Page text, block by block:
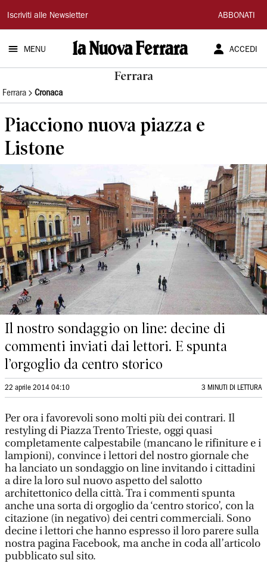
La
Nuova
Ferrara
Iscriviti alle Newsletter ABBONATI
MENU ACCEDI
Ferrara
Ferrara Cronaca
Piacciono nuova piazza e
Listone
Il nostro sondaggio on line: decine di
commenti inviati dai lettori. E spunta
l’orgoglio da centro storico
22 aprile 2014 04:10 3 MINUTI DI LETTURA
Per ora i favorevoli sono molti più dei contrari. Il
restyling di Piazza Trento Trieste, oggi quasi
completamente calpestabile (mancano le rifiniture e i
lampioni), convince i lettori del nostro giornale che
ha lanciato un sondaggio on line invitando i cittadini
a dire la loro sul nuovo aspetto del salotto
architettonico della città. Tra i commenti spunta
anche una sorta di orgoglio da ‘centro storico’, con la
citazione (in negativo) dei centri commerciali. Sono
decine i lettori che hanno espresso il loro parere sulla
nostra pagina Facebook, ma anche in coda all’articolo
pubblicato sul sito.